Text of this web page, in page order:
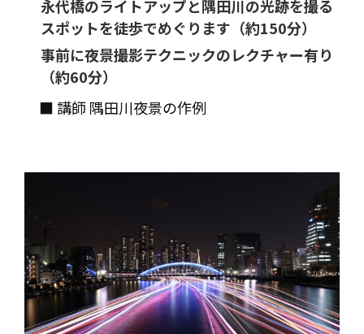
永代橋のライトアップと隅田川の光跡を撮る
スポットを徒歩でめぐります（約150分）
事前に夜景撮影テクニックのレクチャー有り
（約60分）
■ 講師 隅田川夜景の作例